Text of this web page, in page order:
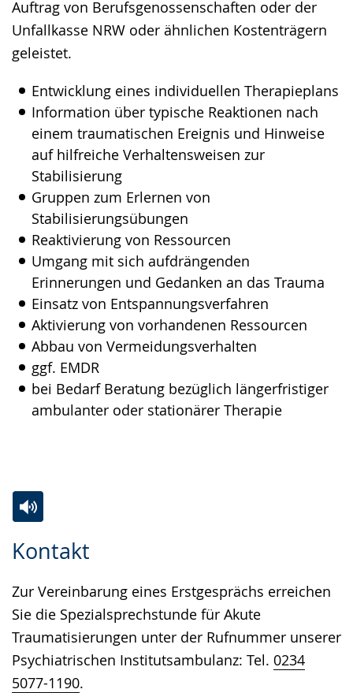
Auftrag von Berufsgenossenschaften oder der
Unfallkasse NRW oder ähnlichen Kostenträgern
geleistet.
Entwicklung eines individuellen Therapieplans
Information über typische Reaktionen nach
einem traumatischen Ereignis und Hinweise
auf hilfreiche Verhaltensweisen zur
Stabilisierung
Gruppen zum Erlernen von
Stabilisierungsübungen
Reaktivierung von Ressourcen
Umgang mit sich aufdrängenden
Erinnerungen und Gedanken an das Trauma
Einsatz von Entspannungsverfahren
Aktivierung von vorhandenen Ressourcen
Abbau von Vermeidungsverhalten
ggf. EMDR
bei Bedarf Beratung bezüglich längerfristiger
ambulanter oder stationärer Therapie
Kontakt
Zur Vereinbarung eines Erstgesprächs erreichen
Sie die Spezialsprechstunde für Akute
Traumatisierungen unter der Rufnummer unserer
Psychiatrischen Institutsambulanz: Tel. 0234
5077-1190.
Leichten
wechseln.
Audio-
Video
Deutscher
Gebärdensprache
wird
angezeigt.